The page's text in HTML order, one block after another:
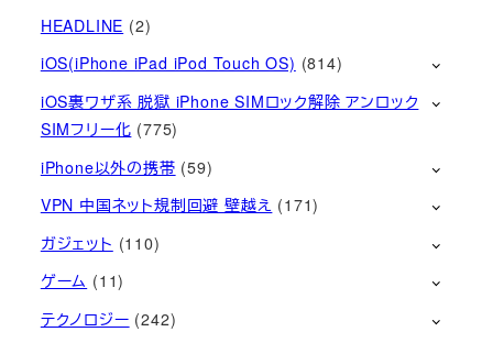
HEADLINE (2)
iOS(iPhone iPad iPod Touch OS) (814)
iOS裏ワザ系 脱獄 iPhone SIMロック解除 アンロック
SIMフリー化 (775)
iPhone以外の携帯 (59)
VPN 中国ネット規制回避 壁越え (171)
ガジェット (110)
ゲーム (11)
テクノロジー (242)